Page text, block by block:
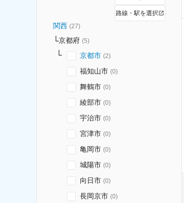
路線・駅を選択
関西 (27)
京都府 (5)
京都市 (2)
福知山市 (0)
舞鶴市 (0)
綾部市 (0)
宇治市 (0)
宮津市 (0)
亀岡市 (0)
城陽市 (0)
向日市 (0)
長岡京市 (0)